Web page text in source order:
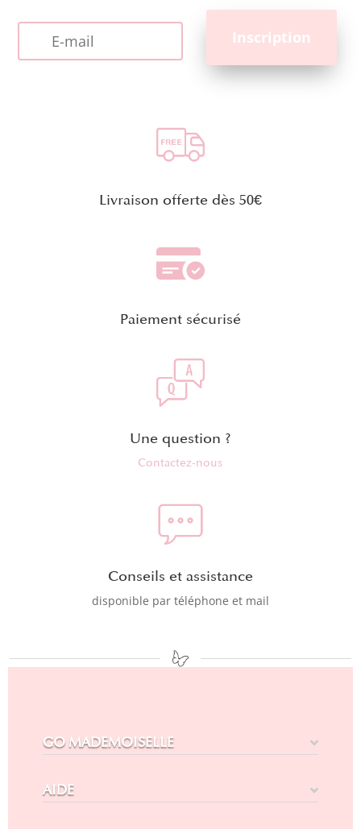
Livraison offerte dès 50€
Paiement sécurisé
Une question ?
Contactez-nous
Conseils et assistance
disponible par téléphone et mail
GO MADEMOISELLE
AIDE